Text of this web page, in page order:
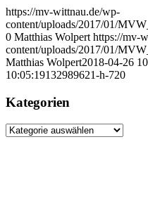
https://mv-wittnau.de/wp-
content/uploads/2017/01/
0 Matthias Wolpert https://mv-
content/uploads/2017/01/
Matthias Wolpert2018-04-26
10:05:19132989621-h-720
Kategorien
Kategorien